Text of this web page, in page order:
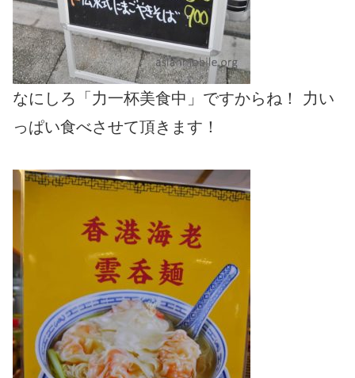
なにしろ「力一杯美食中」ですからね！ 力い
っぱい食べさせて頂きます！